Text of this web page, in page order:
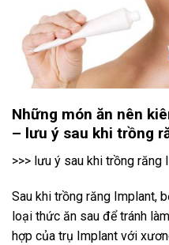
Những món ăn nên
– lưu ý sau khi trồng
>>> lưu ý sau khi trồng răng
Sau khi trồng răng Implant,
loại thức ăn sau để tránh
hợp của trụ Implant với